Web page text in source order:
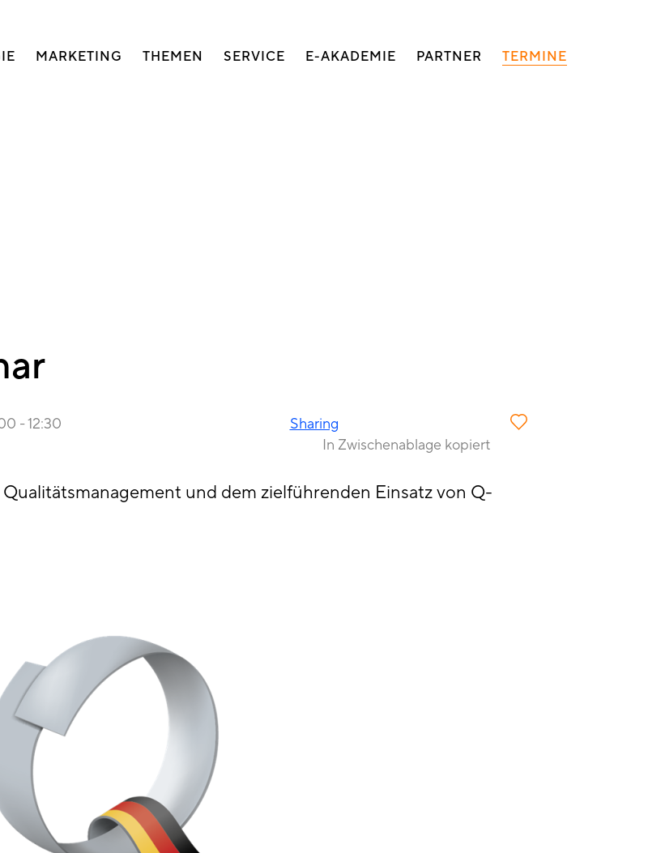
MARKETING THEMEN SERVICE E-AKADEMIE PARTNER TERMINE
-12:30
Sharing
In Zwischenablage kopiert
und dem zielführenden Einsatz von Q-